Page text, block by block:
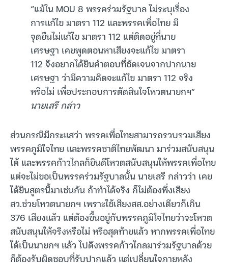
“แม้ใน MOU 8 พรรคร่วมรัฐบาล ไม่ระบุเรื่อง
การแก้ไข มาตรา 112 และพรรคเพื่อไทย มี
จุดยืนไม่แก้ไข มาตรา 112 แต่ติดอยู่ที่นาย
เศรษฐา เคยพูดตอนหาเสียงจะแก้ไข มาตรา
112 จึงอยากได้ยินคำตอบที่ชัดเจนจากปากนาย
เศรษฐา ว่ามีความคิดจะแก้ไข มาตรา 112 จริง
หรือไม่ เพื่อประกอบการตัดสินใจโหวตนายกฯ”
นายเสรี กล่าว
ส่วนกรณีมีกระแสว่า พรรคเพื่อไทยสามารถรวบรวมเสียง
พรรคภูมิใจไทย และพรรคชาติไทยพัฒนา มาร่วมสนับสนุน
ได้ และพรรคก้าวไกลก็ยินดีโหวตสนับสนุนให้พรรคเพื่อไทย
แต่จะไม่ขอเป็นพรรคร่วมรัฐบาลนั้น นายเสรี กล่าวว่า เคย
ได้ยินสูตรนี้มาเช่นกัน ถ้าทำได้จริง ก็ไม่ต้องพึ่งเสียง
สว.ช่วยโหวตนายกฯ เพราะใช้เสียงสส.อย่างเดียวก็เกิน
376 เสียงแล้ว แต่ต้องขึ้นอยู่กับพรรคภูมิใจไทยว่าจะโหวต
สนับสนุนให้จริงหรือไม่ หรือสุดท้ายแล้ว หากพรรคเพื่อไทย
ได้เป็นนายกฯ แล้ว ไปดึงพรรคก้าวไกลมาร่วมรัฐบาลด้วย
ก็ต้องรับผิดชอบที่รับปากแล้ว แต่เปลี่ยนใจภายหลัง